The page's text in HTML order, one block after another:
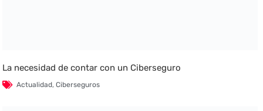
La necesidad de contar con un Ciberseguro
Actualidad,Ciberseguros